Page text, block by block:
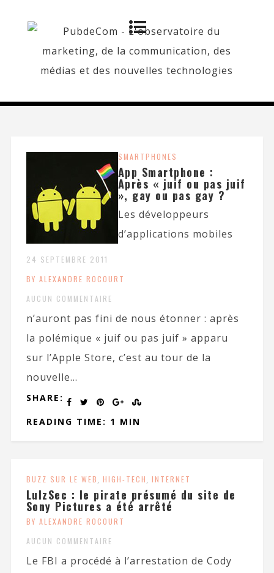
SMARTPHONES
App Smartphone :
Après « juif ou pas juif
», gay ou pas gay ?
24 SEPTEMBRE 2011
BY ALEXANDRE ROCOURT
AUCUN COMMENTAIRE
Les développeurs
d’applications mobiles
n’auront pas fini de nous étonner : après
la polémique « juif ou pas juif » apparu
sur l’Apple Store, c’est au tour de la
nouvelle...
SHARE:
READING TIME: 1 MIN
BUZZ SUR LE WEB, HIGH-TECH, INTERNET
LulzSec : le pirate présumé du site de
Sony Pictures a été arrêté
BY ALEXANDRE ROCOURT
AUCUN COMMENTAIRE
Le FBI a procédé à l’arrestation de Cody